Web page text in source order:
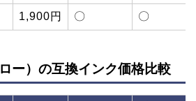
1,900円 〇 〇
ー）の互換インク価格比較